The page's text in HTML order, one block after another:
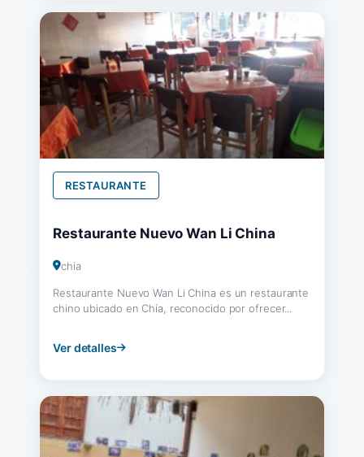
RESTAURANTE
Restaurante Nuevo Wan Li China
chia
Restaurante Nuevo Wan Li China es un restaurante
chino ubicado en Chía, reconocido por ofrecer...
Ver detalles